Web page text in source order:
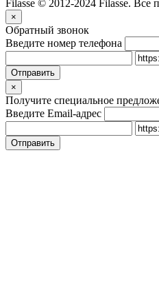
Filasse © 2012-2024 Filasse. Все
×
Обратный звонок
Введите номер телефона
×
Получите специальное
Введите Email-адрес